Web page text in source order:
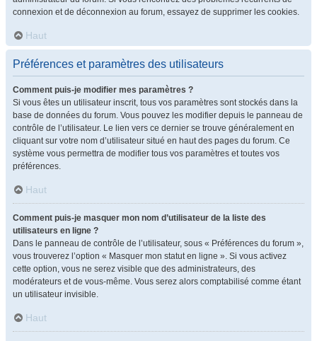
connexion et de déconnexion au forum, essayez de supprimer les cookies.
Haut
Préférences et paramètres des utilisateurs
Comment puis-je modifier mes paramètres ?
Si vous êtes un utilisateur inscrit, tous vos paramètres sont stockés dans la
base de données du forum. Vous pouvez les modifier depuis le panneau de
contrôle de l’utilisateur. Le lien vers ce dernier se trouve généralement en
cliquant sur votre nom d’utilisateur situé en haut des pages du forum. Ce
système vous permettra de modifier tous vos paramètres et toutes vos
préférences.
Haut
Comment puis-je masquer mon nom d’utilisateur de la liste des
utilisateurs en ligne ?
Dans le panneau de contrôle de l’utilisateur, sous « Préférences du forum »,
vous trouverez l’option « Masquer mon statut en ligne ». Si vous activez
cette option, vous ne serez visible que des administrateurs, des
modérateurs et de vous-même. Vous serez alors comptabilisé comme étant
un utilisateur invisible.
Haut